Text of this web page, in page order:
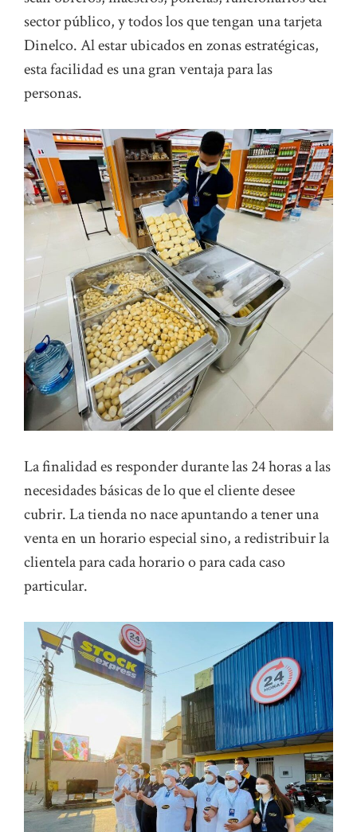
sector público, y todos los que tengan una tarjeta
Dinelco. Al estar ubicados en zonas estratégicas,
esta facilidad es una gran ventaja para las
personas.
La finalidad es responder durante las 24 horas a las
necesidades básicas de lo que el cliente desee
cubrir. La tienda no nace apuntando a tener una
venta en un horario especial sino, a redistribuir la
clientela para cada horario o para cada caso
particular.